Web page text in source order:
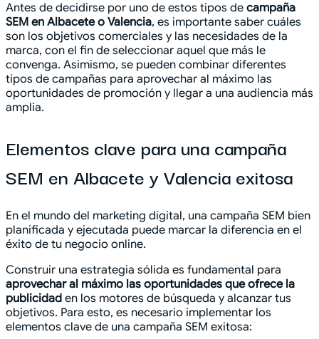
Antes de decidirse por uno de estos tipos de campaña
SEM en Albacete o Valencia, es importante saber cuáles
son los objetivos comerciales y las necesidades de la
marca, con el fin de seleccionar aquel que más le
convenga. Asimismo, se pueden combinar diferentes
tipos de campañas para aprovechar al máximo las
oportunidades de promoción y llegar a una audiencia más
amplia.
Elementos clave para una campaña
SEM en Albacete y Valencia exitosa
En el mundo del marketing digital, una campaña SEM bien
planificada y ejecutada puede marcar la diferencia en el
éxito de tu negocio online.
Construir una estrategia sólida es fundamental para
aprovechar al máximo las oportunidades que ofrece la
publicidad en los motores de búsqueda y alcanzar tus
objetivos. Para esto, es necesario implementar los
elementos clave de una campaña SEM exitosa: